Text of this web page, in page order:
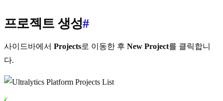
프로젝트 생성#
사이드바에서 Projects로 이동한 후 New Project를 클릭합니
다.